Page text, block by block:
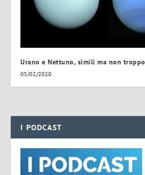
Urano e Nettuno, simili ma non troppo
05/02/2020
I PODCAST